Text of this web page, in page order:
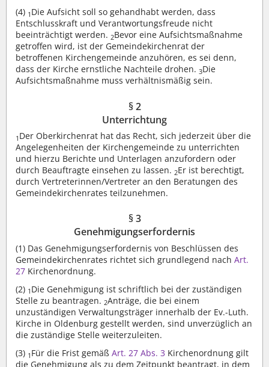
(4) 1 Die Aufsicht soll so gehandhabt werden, dass
Entschlusskraft und Verantwortungsfreude nicht
beeinträchtigt werden. 2Bevor eine Aufsichtsmaßnahme
getroffen wird, ist der Gemeindekirchenrat der
betroffenen Kirchengemeinde anzuhören, es sei denn,
dass der Kirche ernstliche Nachteile drohen. 3Die
Aufsichtsmaßnahme muss verhältnismäßig sein.
§ 2
Unterrichtung
1 Der Oberkirchenrat hat das Recht, sich jederzeit über die
Angelegenheiten der Kirchengemeinde zu unterrichten
und hierzu Berichte und Unterlagen anzufordern oder
durch Beauftragte einsehen zu lassen. 2Er ist berechtigt,
durch Vertreterinnen/Vertreter an den Beratungen des
Gemeindekirchenrates teilzunehmen.
§ 3
Genehmigungserfordernis
(1) Das Genehmigungserfordernis von Beschlüssen des
Gemeindekirchenrates richtet sich grundlegend nach Art.
27 Kirchenordnung.
(2) 1 Die Genehmigung ist schriftlich bei der zuständigen
Stelle zu beantragen. 2Anträge, die bei einem
unzuständigen Verwaltungsträger innerhalb der Ev.-Luth.
Kirche in Oldenburg gestellt werden, sind unverzüglich an
die zuständige Stelle weiterzuleiten.
(3) 1 Für die Frist gemäß Art. 27 Abs. 3 Kirchenordnung gilt
die Genehmigung als zu dem Zeitpunkt beantragt, in dem